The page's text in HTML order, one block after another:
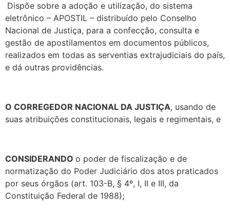
Dispõe sobre a adoção e utilização, do sistema
eletrônico – APOSTIL – distribuído pelo Conselho
Nacional de Justiça, para a confecção, consulta e
gestão de apostilamentos em documentos públicos,
realizados em todas as serventias extrajudiciais do país,
e dá outras providências.
O CORREGEDOR NACIONAL DA JUSTIÇA, usando de
suas atribuições constitucionais, legais e regimentais, e
CONSIDERANDO o poder de fiscalização e de
normatização do Poder Judiciário dos atos praticados
por seus órgãos (art. 103-B, § 4º, I, II e III, da
Constituição Federal de 1988);